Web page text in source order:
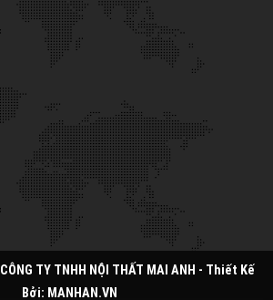
CÔNG TY TNHH NỘI THẤT MAI ANH - Thiết Kế
Bởi: MANHAN.VN